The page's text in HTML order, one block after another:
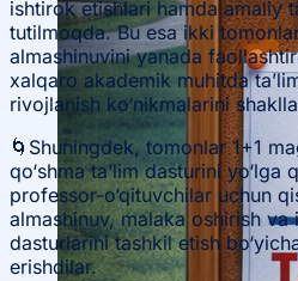
ishtirok etishlari hamda amaliy
tutilmoqda. Bu esa ikki
almashinuvini yanada
xalqaro akademik muhitda
rivojlanish ko‘nikmalarini
🌀Shuningdek, tomonlar 1+1
qo‘shma ta’lim dasturini yo‘lga
professor-o‘qituvchilar uchun
almashinuv, malaka oshirish
dasturlarini tashkil etish
erishdilar.